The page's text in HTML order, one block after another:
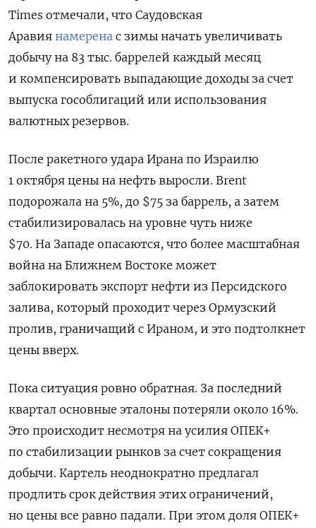
Times отмечали, что Саудовская
Аравия намерена с зимы начать увеличивать
добычу на 83 тыс. баррелей каждый месяц
и компенсировать выпадающие доходы за счет
выпуска гособлигаций или использования
валютных резервов.
После ракетного удара Ирана по Израилю
1 октября цены на нефть выросли. Brent
подорожала на 5%, до $75 за баррель, а затем
стабилизировалась на уровне чуть ниже
$70. На Западе опасаются, что более масштабная
война на Ближнем Востоке может
заблокировать экспорт нефти из Персидского
залива, который проходит через Ормузский
пролив, граничащий с Ираном, и это подтолкнет
цены вверх.
Пока ситуация ровно обратная. За последний
квартал основные эталоны потеряли около 16%.
Это происходит несмотря на усилия ОПЕК+
по стабилизации рынков за счет сокращения
добычи. Картель неоднократно предлагал
продлить срок действия этих ограничений,
но цены все равно падали. При этом доля ОПЕК+